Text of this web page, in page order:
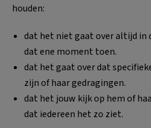
houden:
dat het niet gaat over altijd in
dat ene moment toen.
dat het gaat over dat
zijn of haar gedragingen.
dat het jouw kijk op hem of
dat iedereen het zo ziet.